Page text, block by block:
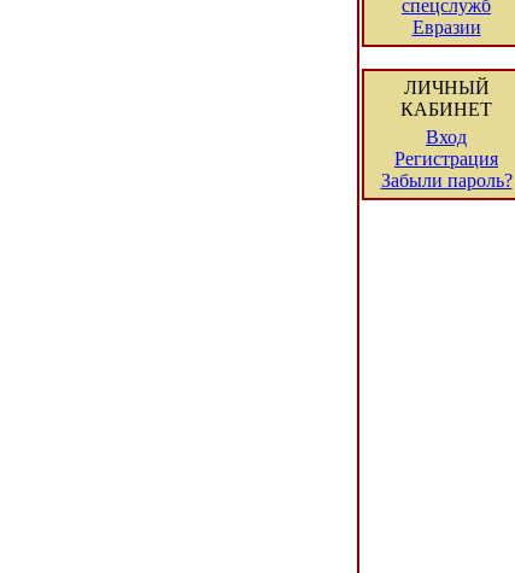
спецслужб
Евразии
ЛИЧНЫЙ
КАБИНЕТ
Вход
Регистрация
Забыли пароль?